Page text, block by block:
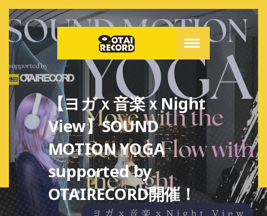
【ヨガｘ音楽ｘNight
View】SOUND
MOTION YOGA
supported by
OTAIRECORD開催！